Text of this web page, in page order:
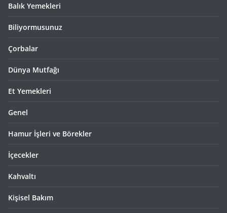
Balık Yemekleri
Biliyormusunuz
Çorbalar
Dünya Mutfağı
Et Yemekleri
Genel
Hamur İşleri ve Börekler
İçecekler
Kahvaltı
Kişisel Bakım